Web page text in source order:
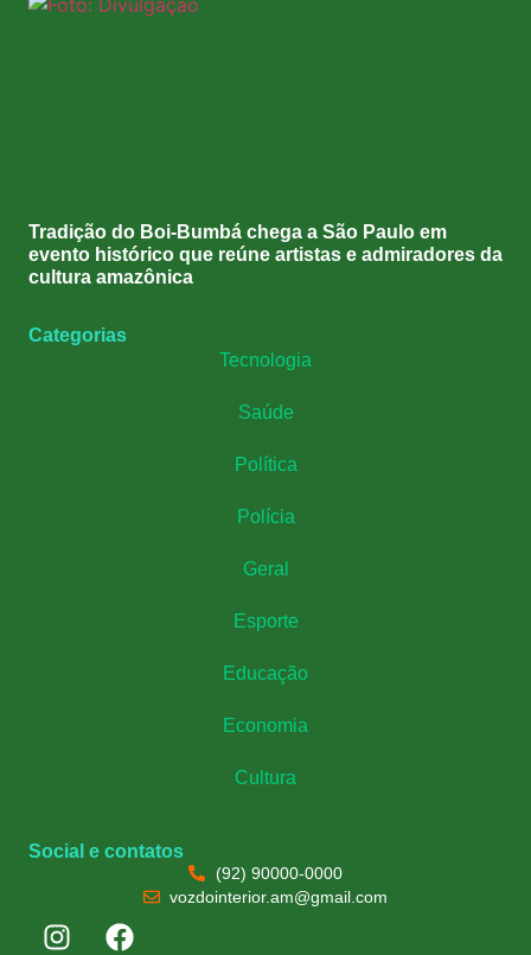
Tradição do Boi-Bumbá chega a São Paulo em
evento histórico que reúne artistas e admiradores da
cultura amazônica
Categorias
Tecnologia
Saúde
Política
Polícia
Geral
Esporte
Educação
Economia
Cultura
Social e contatos
(92) 90000-0000
vozdointerior.am@gmail.com